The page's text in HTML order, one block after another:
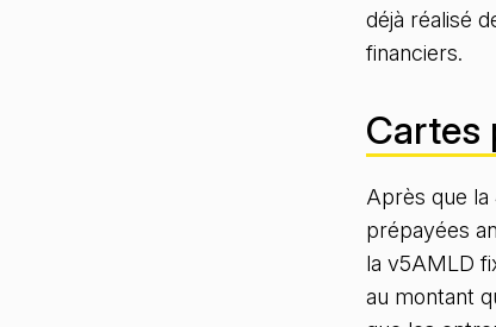
déjà réalisé
financiers.
Cartes
Après que
prépayées
la v5AMLD
au montant